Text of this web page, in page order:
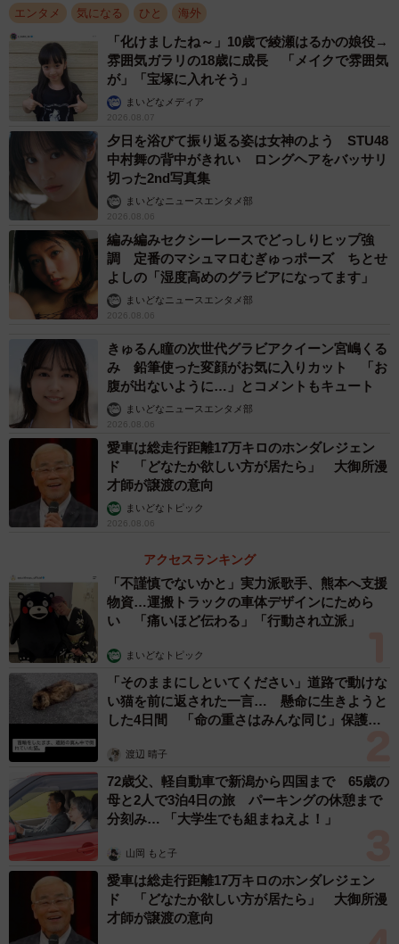
エンタメ 気になる ひと 海外
「化けましたね～」10歳で綾瀬はるかの娘役→
雰囲気ガラリの18歳に成長 「メイクで雰囲気
が」「宝塚に入れそう」
まいどなメディア
2026.08.07
夕日を浴びて振り返る姿は女神のよう STU48
中村舞の背中がきれい ロングヘアをバッサリ
切った2nd写真集
まいどなニュースエンタメ部
2026.08.06
編み編みセクシーレースでどっしりヒップ強
調 定番のマシュマロむぎゅっポーズ ちとせ
よしの「湿度高めのグラビアになってます」
まいどなニュースエンタメ部
2026.08.06
きゅるん瞳の次世代グラビアクイーン宮嶋くる
み 鉛筆使った変顔がお気に入りカット 「お
腹が出ないように…」とコメントもキュート
まいどなニュースエンタメ部
2026.08.06
愛車は総走行距離17万キロのホンダレジェン
ド 「どなたか欲しい方が居たら」 大御所漫
才師が譲渡の意向
まいどなトピック
2026.08.06
アクセスランキング
「不謹慎でないかと」実力派歌手、熊本へ支援
物資…運搬トラックの車体デザインにためら
い 「痛いほど伝わる」「行動され立派」
まいどなトピック
「そのままにしといてください」道路で動けな
い猫を前に返された一言… 懸命に生きようと
した4日間 「命の重さはみんな同じ」保護団
渡辺 晴子
72歳父、軽自動車で新潟から四国まで 65歳の
母と2人で3泊4日の旅 パーキングの休憩まで
分刻み… 「大学生でも組まねえよ！」
山岡 もと子
愛車は総走行距離17万キロのホンダレジェン
ド 「どなたか欲しい方が居たら」 大御所漫
才師が譲渡の意向